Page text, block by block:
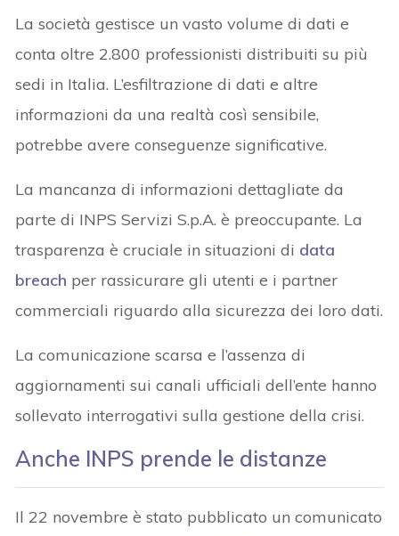
La società gestisce un vasto volume di dati e
conta oltre 2.800 professionisti distribuiti su più
sedi in Italia. L’esfiltrazione di dati e altre
informazioni da una realtà così sensibile,
potrebbe avere conseguenze significative.
La mancanza di informazioni dettagliate da
parte di INPS Servizi S.p.A. è preoccupante. La
trasparenza è cruciale in situazioni di data
breach per rassicurare gli utenti e i partner
commerciali riguardo alla sicurezza dei loro dati.
La comunicazione scarsa e l’assenza di
aggiornamenti sui canali ufficiali dell’ente hanno
sollevato interrogativi sulla gestione della crisi.
Anche INPS prende le distanze
Il 22 novembre è stato pubblicato un comunicato